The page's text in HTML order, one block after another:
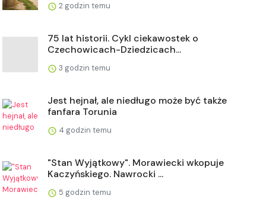
2 godzin temu
75 lat historii. Cykl ciekawostek o
Czechowicach-Dziedzicach...
3 godzin temu
Jest hejnał, ale niedługo może być także
fanfara Torunia
4 godzin temu
"Stan Wyjątkowy". Morawiecki wkopuje
Kaczyńskiego. Nawrocki ...
5 godzin temu